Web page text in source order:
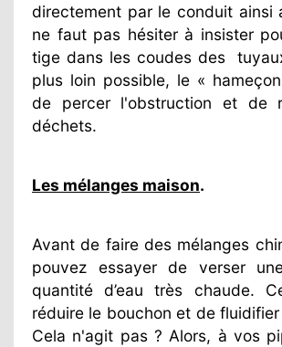
directement par le conduit ainsi
ne faut pas hésiter à insister
tige dans les coudes des
plus loin possible, le «
de percer l'obstruction et de
déchets.
Les mélanges maison.
Avant de faire des mélanges
pouvez essayer de verser
quantité d’eau très chaude.
réduire le bouchon et de
Cela n'agit pas ? Alors, à vos